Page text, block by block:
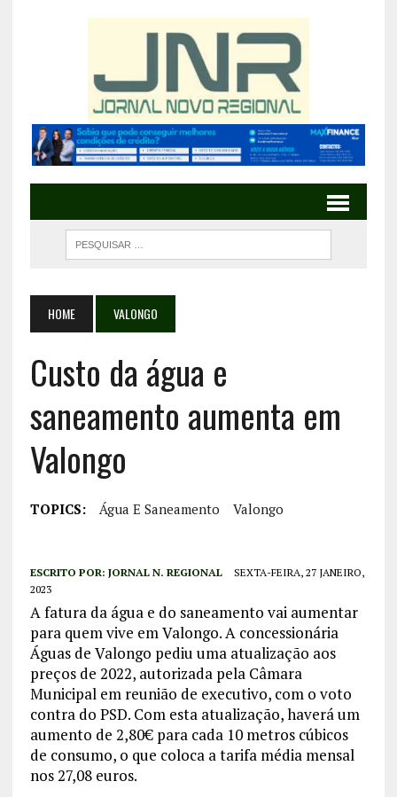
HOME VALONGO
Custo da água e
saneamento aumenta em
Valongo
TOPICS: Água E Saneamento Valongo
ESCRITO POR: JORNAL N. REGIONAL
SEXTA-FEIRA, 27 JANEIRO,
2023
A fatura da água e do saneamento vai aumentar
para quem vive em Valongo. A concessionária
Águas de Valongo pediu uma atualização aos
preços de 2022, autorizada pela Câmara
Municipal em reunião de executivo, com o voto
contra do PSD. Com esta atualização, haverá um
aumento de 2,80€ para cada 10 metros cúbicos
de consumo, o que coloca a tarifa média mensal
nos 27,08 euros.